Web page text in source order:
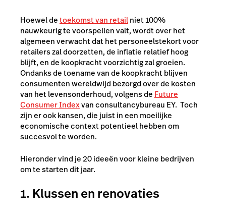
Hoewel detoekomst van retailniet 100%
nauwkeurig te voorspellen valt, wordt over het
algemeen verwacht dat het personeelstekort voor
retailers zal doorzetten, de inflatie relatief hoog
blijft, en de koopkracht voorzichtig zal groeien.
Ondanks de toename van de koopkracht blijven
consumenten wereldwijd bezorgd over de kosten
van het levensonderhoud, volgens de Future
Consumer Indexvan consultancybureau EY. Toch
zijn er ook kansen, die juist in een moeilijke
economische context potentieel hebben om
succesvol te worden.
Hieronder vind je 20 ideeën voor kleine bedrijven
om te starten dit jaar.
1. Klussen en renovaties